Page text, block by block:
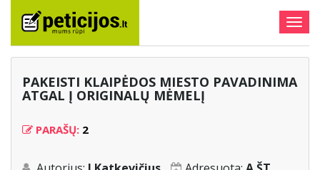
PAKEISTI KLAIPĖDOS MIESTO PAVADINIMA
ATGAL Į ORIGINALŲ MĖMELĮ
PARAŠŲ: 2